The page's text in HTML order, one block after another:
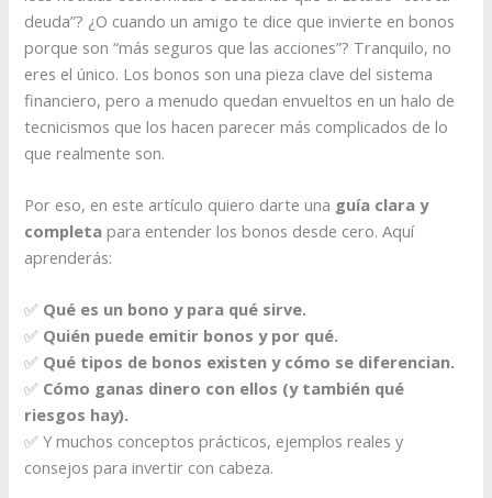
deuda”? ¿O cuando un amigo te dice que invierte en bonos
porque son “más seguros que las acciones”? Tranquilo, no
eres el único. Los bonos son una pieza clave del sistema
financiero, pero a menudo quedan envueltos en un halo de
tecnicismos que los hacen parecer más complicados de lo
que realmente son.
Por eso, en este artículo quiero darte una guía clara y
completa para entender los bonos desde cero. Aquí
aprenderás:
✅ Qué es un bono y para qué sirve.
✅ Quién puede emitir bonos y por qué.
✅ Qué tipos de bonos existen y cómo se diferencian.
✅ Cómo ganas dinero con ellos (y también qué
riesgos hay).
✅ Y muchos conceptos prácticos, ejemplos reales y
consejos para invertir con cabeza.